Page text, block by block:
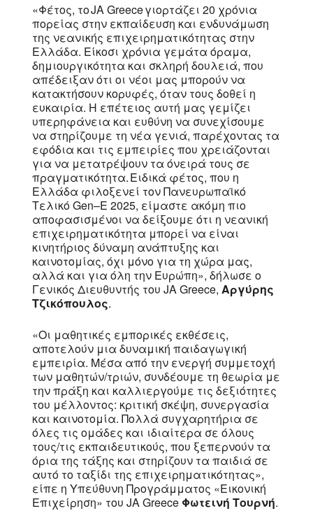
«Φέτος, το JA Greece γιορτάζει 20 χρόνια
πορείας στην εκπαίδευση και ενδυνάμωση
της νεανικής επιχειρηματικότητας στην
Ελλάδα. Είκοσι χρόνια γεμάτα όραμα,
δημιουργικότητα και σκληρή δουλειά, που
απέδειξαν ότι οι νέοι μας μπορούν να
κατακτήσουν κορυφές, όταν τους δοθεί η
ευκαιρία. Η επέτειος αυτή μας γεμίζει
υπερηφάνεια και ευθύνη να συνεχίσουμε
να στηρίζουμε τη νέα γενιά, παρέχοντας τα
εφόδια και τις εμπειρίες που χρειάζονται
για να μετατρέψουν τα όνειρά τους σε
πραγματικότητα. Ειδικά φέτος, που η
Ελλάδα φιλοξενεί τον Πανευρωπαϊκό
Τελικό Gen–E 2025, είμαστε ακόμη πιο
αποφασισμένοι να δείξουμε ότι η νεανική
επιχειρηματικότητα μπορεί να είναι
κινητήριος δύναμη ανάπτυξης και
καινοτομίας, όχι μόνο για τη χώρα μας,
αλλά και για όλη την Ευρώπη», δήλωσε ο
Γενικός Διευθυντής του JA Greece,Αργύρης
Τζικόπουλος.
«Οι μαθητικές εμπορικές εκθέσεις,
αποτελούν μια δυναμική παιδαγωγική
εμπειρία. Μέσα από την ενεργή συμμετοχή
των μαθητών/τριών, συνδέουμε τη θεωρία με
την πράξη και καλλιεργούμε τις δεξιότητες
του μέλλοντος: κριτική σκέψη, συνεργασία
και καινοτομία. Πολλά συγχαρητήρια σε
όλες τις ομάδες και ιδιαίτερα σε όλους
τους/τις εκπαιδευτικούς, που ξεπερνούν τα
όρια της τάξης και στηρίζουν τα παιδιά σε
αυτό το ταξίδι της επιχειρηματικότητας»,
είπε η Υπεύθυνη Προγράμματος «Εικονική
Επιχείρηση» του JA Greece Φωτεινή Τουρνή.